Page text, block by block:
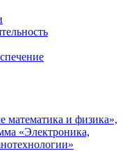
и физика»,
«Электроника,